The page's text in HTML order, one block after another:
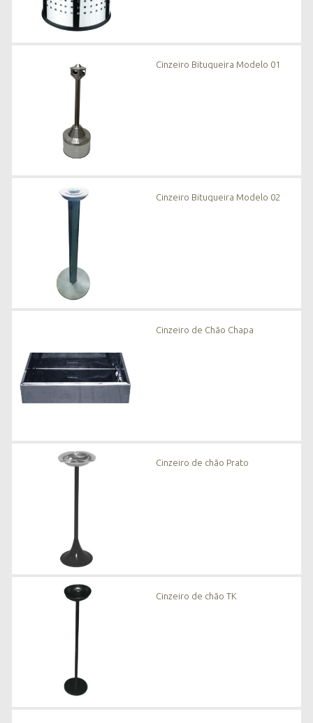
Cinzeiro Bituqueira Modelo 01
Cinzeiro Bituqueira Modelo 02
Cinzeiro de Chão Chapa
Cinzeiro de chão Prato
Cinzeiro de chão TK